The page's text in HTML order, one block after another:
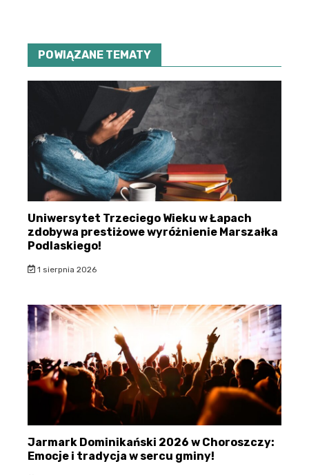
POWIĄZANE TEMATY
Uniwersytet Trzeciego Wieku w Łapach
zdobywa prestiżowe wyróżnienie Marszałka
Podlaskiego!
1 sierpnia 2026
Jarmark Dominikański 2026 w Choroszczy:
Emocje i tradycja w sercu gminy!